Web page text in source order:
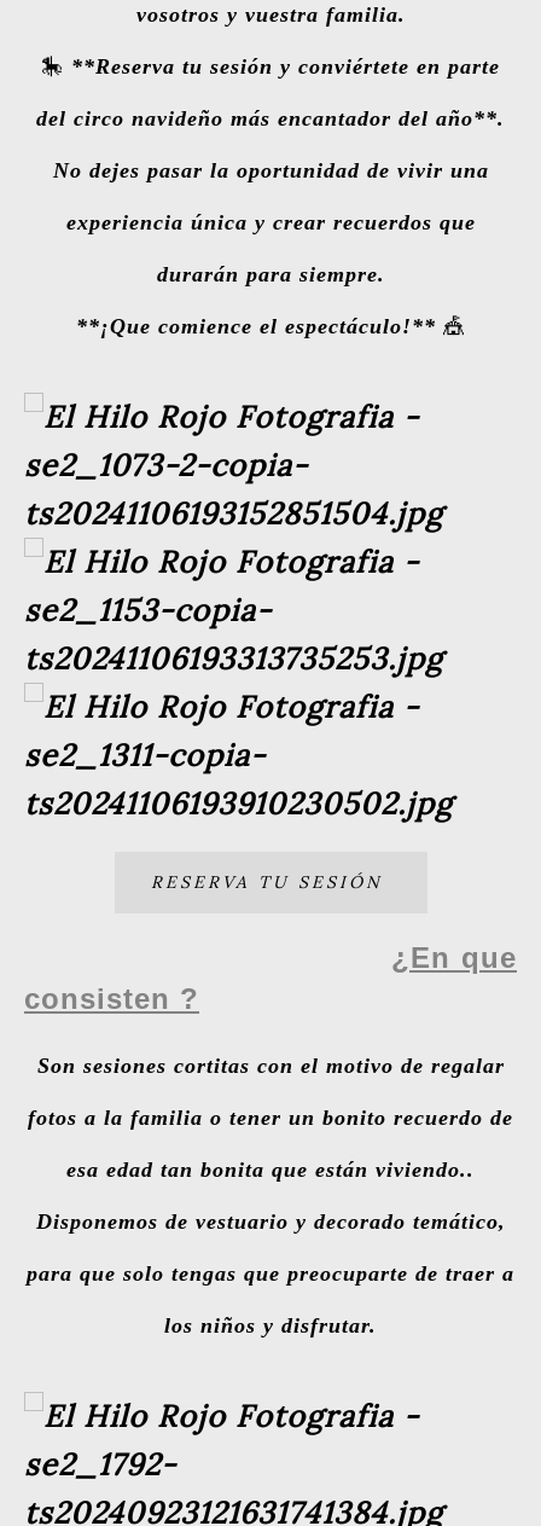
vosotros y vuestra familia.
🎠 **Reserva tu sesión y conviértete en parte
del circo navideño más encantador del año**.
No dejes pasar la oportunidad de vivir una
experiencia única y crear recuerdos que
durarán para siempre.
**¡Que comience el espectáculo!** 🎪
RESERVA TU SESIÓN
¿En que
consisten ?
Son sesiones cortitas con el motivo de regalar
fotos a la familia o tener un bonito recuerdo de
esa edad tan bonita que están viviendo..
Disponemos de vestuario y decorado temático,
para que solo tengas que preocuparte de traer a
los niños y disfrutar.